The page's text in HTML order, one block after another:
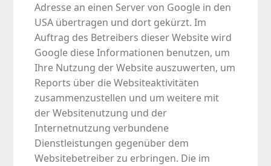
Adresse an einen Server von Google in den
USA übertragen und dort gekürzt. Im
Auftrag des Betreibers dieser Website wird
Google diese Informationen benutzen, um
Ihre Nutzung der Website auszuwerten, um
Reports über die Websiteaktivitäten
zusammenzustellen und um weitere mit
der Websitenutzung und der
Internetnutzung verbundene
Dienstleistungen gegenüber dem
Websitebetreiber zu erbringen. Die im